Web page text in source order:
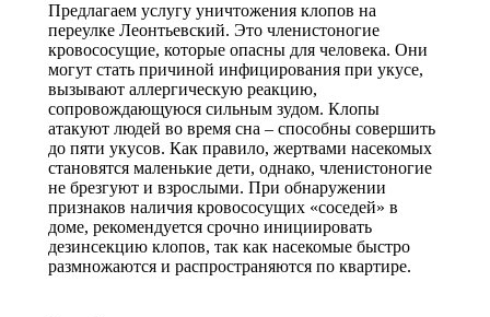
Предлагаем услугу уничтожения клопов на
переулке Леонтьевский. Это членистоногие
кровососущие, которые опасны для человека. Они
могут стать причиной инфицирования при укусе,
вызывают аллергическую реакцию,
сопровождающуюся сильным зудом. Клопы
атакуют людей во время сна – способны совершить
до пяти укусов. Как правило, жертвами насекомых
становятся маленькие дети, однако, членистоногие
не брезгуют и взрослыми. При обнаружении
признаков наличия кровососущих «соседей» в
доме, рекомендуется срочно инициировать
дезинсекцию клопов, так как насекомые быстро
размножаются и распространяются по квартире.